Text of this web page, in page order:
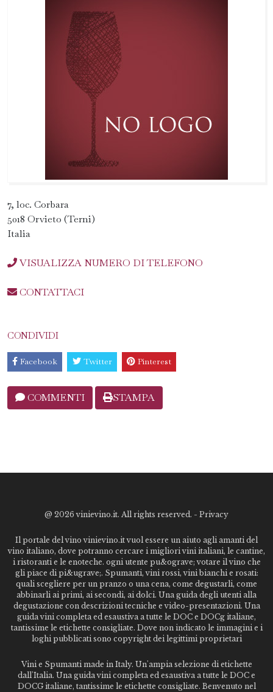
7, loc. Corbara
5018 Orvieto (Terni)
Italia
VISUALIZZA NUMERO DI TELEFONO
CONTATTACI
CONDIVIDI
Facebook Twitter Pinterest
COMMENTI STAMPA
@ 2026 vinievino.it. All rights reserved. - Privacy
Il portale del vino vinievino.it vuol essere un aiuto agli amanti del
vino italiano, dove potranno cercare i migliori vini italiani, le cantine,
i ristoranti e le enoteche. ogni utente pu&ograve; votare il vino che
gli piace di pi&ugrave;. Spumanti, vini rossi, vini bianchi e rosati:
quali scegliere per un pranzo o una cena, come degustarli, come
abbinarli ai primi, ai secondi, ai dolci. Una guida degli utenti alla
degustazione con descrizioni tecniche e video-presentazioni. Una
guida vini completa ed esaustiva a tutte le DOC e DOCg italiane,
tantissime le etichette consigliate. Dove non indicato le immagini e i
loghi pubblicati sono copyright dei legittimi proprietari
Vini e Spumanti made in Italy. Un'ampia selezione di etichette
dall'Italia. Una guida vini completa ed esaustiva a tutte le DOC e
DOCG italiane, tantissime le etichette consigliate. Benvenuto nel